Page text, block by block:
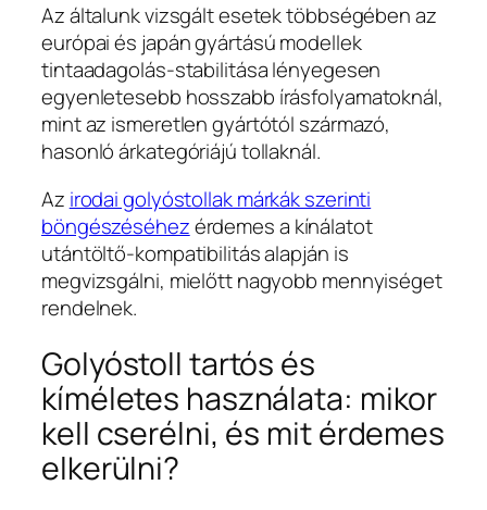
Az általunk vizsgált esetek többségében az
európai és japán gyártású modellek
tintaadagolás-stabilitása lényegesen
egyenletesebb hosszabb írásfolyamatoknál,
mint az ismeretlen gyártótól származó,
hasonló árkategóriájú tollaknál.
Az irodai golyóstollak márkák szerinti
böngészéséhezérdemes a kínálatot
utántöltő-kompatibilitás alapján is
megvizsgálni, mielőtt nagyobb mennyiséget
rendelnek.
Golyóstoll tartós és
kíméletes használata: mikor
kell cserélni, és mit érdemes
elkerülni?